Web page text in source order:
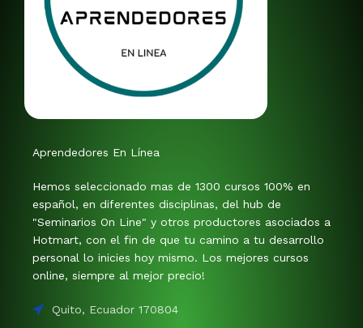
Aprendedores En Línea
Hemos seleccionado mas de 1300 cursos 100% en
español, en diferentes disciplinas, del hub de
"Seminarios On Line" y otros productores asociados a
Hotmart, con el fin de que tu camino a tu desarrollo
personal lo inicies hoy mismo. Los mejores cursos
online, siempre al mejor precio!
Quito, Ecuador 170804